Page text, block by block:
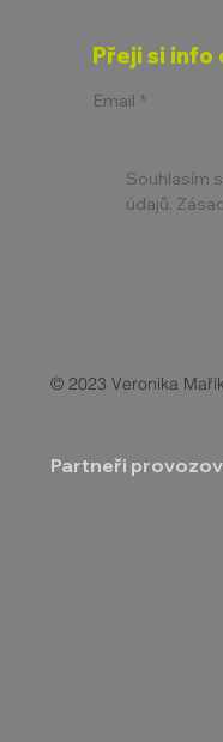
Přeji si info
Email *
Souhlasím
údajů.
© 2023 Veronika
Partneři